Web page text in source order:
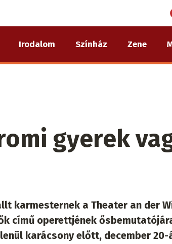
Irodalom Színház Zene
gyerek
karmesternek a Theater an der
című operettjének
karácsony előtt, december 20-